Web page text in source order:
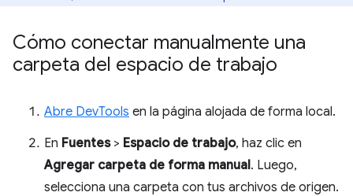
Cómo conectar manualmente una
carpeta del espacio de trabajo
Abre DevTools en la página alojada de forma local.
En Fuentes> Espacio de trabajo, haz clic en
Agregar carpeta de forma manual. Luego,
selecciona una carpeta con tus archivos de origen.